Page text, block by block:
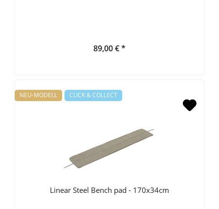
89,00 € *
NEU-MODELL CLICK & COLLECT
Linear Steel Bench pad - 170x34cm